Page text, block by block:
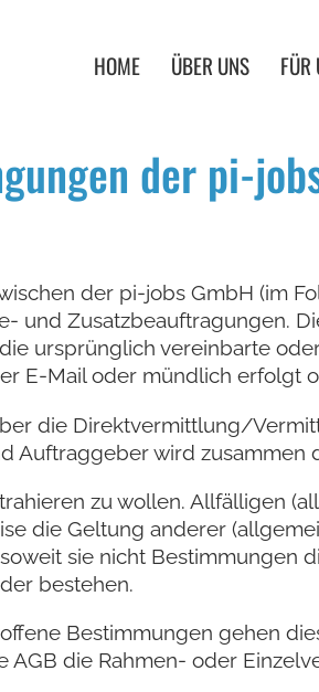
HOME ÜBER UNS FÜR
der pi-
der pi-jobs GmbH (im
und Zusatzbeauftragungen.
ursprünglich vereinbarte
E-Mail oder mündlich erfolgt
die Direktvermittlung/
Auftraggeber wird zusammen
zu wollen. Allfälligen
die Geltung anderer
sie nicht Bestimmungen
bestehen.
Bestimmungen gehen
die Rahmen- oder